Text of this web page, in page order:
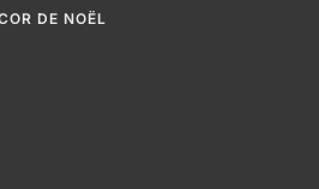
DE NOËL